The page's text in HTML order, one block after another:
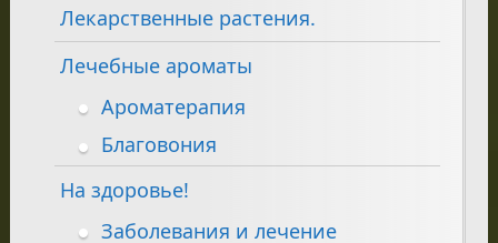
Лекарственные растения.
Лечебные ароматы
Ароматерапия
Благовония
На здоровье!
Заболевания и лечение